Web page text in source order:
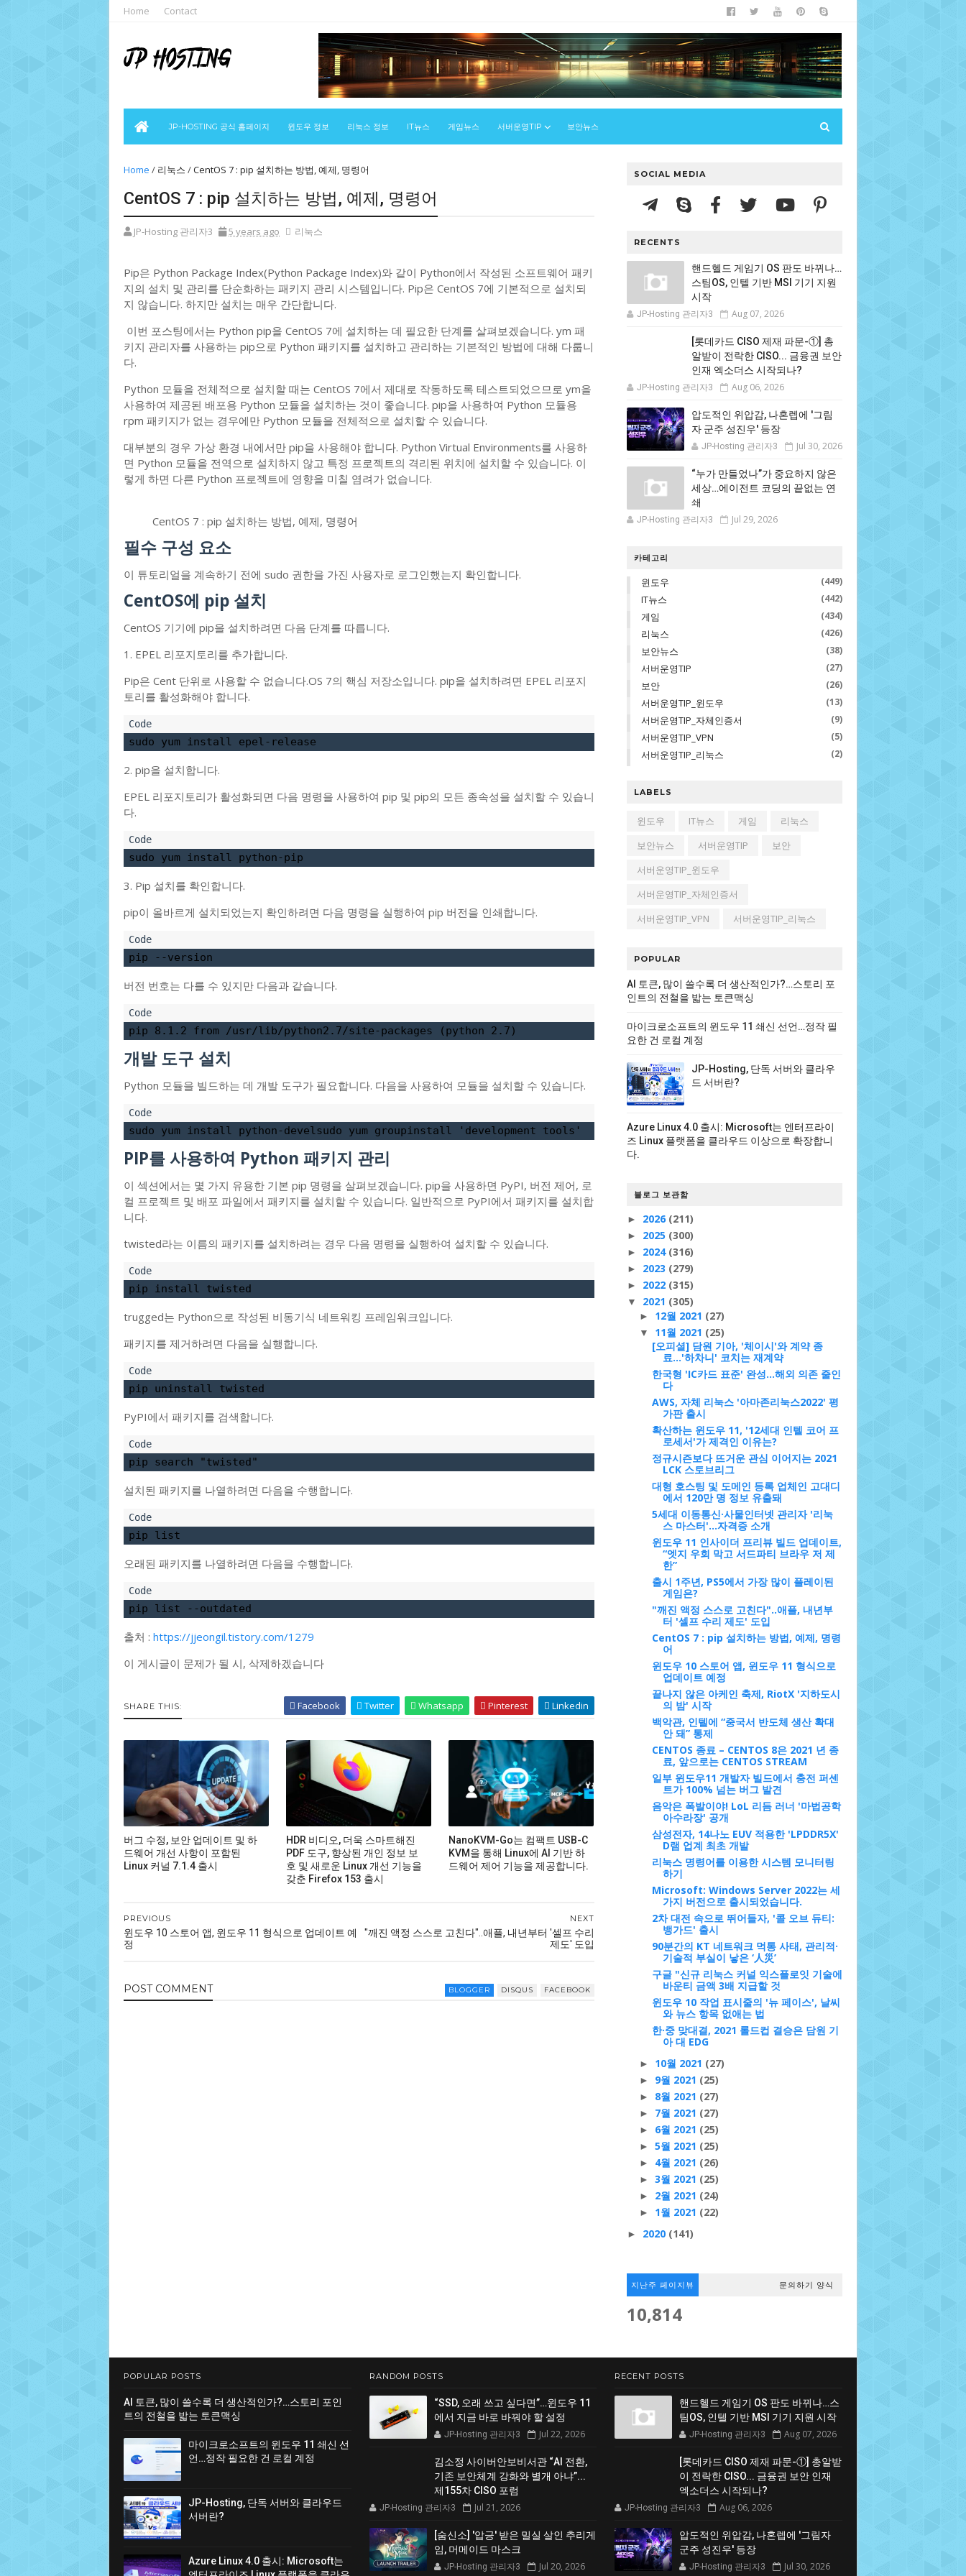
Home Contact
JP-HOSTING 공식 홈페이지 윈도우 정보 리눅스 정보 IT뉴스 게임뉴스 서버운영TIP 보안뉴스
Home / 리눅스 /CentOS 7 : pip 설치하는 방법, 예제, 명령어
CentOS 7 : pip 설치하는 방법, 예제, 명령어
JP-Hosting 관리자3 5 years ago 리눅스
Pip은 Python Package Index(Python Package Index)와 같이 Python에서 작성된 소프트웨어 패키
지의 설치 및 관리를 단순화하는 패키지 관리 시스템입니다. Pip은 CentOS 7에 기본적으로 설치되
지 않습니다. 하지만 설치는 매우 간단합니다.
이번 포스팅에서는 Python pip을 CentOS 7에 설치하는 데 필요한 단계를 살펴보겠습니다. ym 패
키지 관리자를 사용하는 pip으로 Python 패키지를 설치하고 관리하는 기본적인 방법에 대해 다룹니
다.
Python 모듈을 전체적으로 설치할 때는 CentOS 7에서 제대로 작동하도록 테스트되었으므로 ym을
사용하여 제공된 배포용 Python 모듈을 설치하는 것이 좋습니다. pip을 사용하여 Python 모듈용
rpm 패키지가 없는 경우에만 Python 모듈을 전체적으로 설치할 수 있습니다.
대부분의 경우 가상 환경 내에서만 pip을 사용해야 합니다. Python Virtual Environments를 사용하
면 Python 모듈을 전역으로 설치하지 않고 특정 프로젝트의 격리된 위치에 설치할 수 있습니다. 이
렇게 하면 다른 Python 프로젝트에 영향을 미칠 염려가 없습니다.
CentOS 7 : pip 설치하는 방법, 예제, 명령어
필수 구성 요소
이 튜토리얼을 계속하기 전에 sudo 권한을 가진 사용자로 로그인했는지 확인합니다.
CentOS에 pip 설치
CentOS 기기에 pip을 설치하려면 다음 단계를 따릅니다.
1. EPEL 리포지토리를 추가합니다.
Pip은 Cent 단위로 사용할 수 없습니다.OS 7의 핵심 저장소입니다. pip을 설치하려면 EPEL 리포지
토리를 활성화해야 합니다.
sudo yum install epel-release
2. pip을 설치합니다.
EPEL 리포지토리가 활성화되면 다음 명령을 사용하여 pip 및 pip의 모든 종속성을 설치할 수 있습니
다.
sudo yum install python-pip
3. Pip 설치를 확인합니다.
pip이 올바르게 설치되었는지 확인하려면 다음 명령을 실행하여 pip 버전을 인쇄합니다.
pip --version
버전 번호는 다를 수 있지만 다음과 같습니다.
pip 8.1 .2 from /usr/lib/python2 .7/site-packages (python 2.7 )
개발 도구 설치
Python 모듈을 빌드하는 데 개발 도구가 필요합니다. 다음을 사용하여 모듈을 설치할 수 있습니다.
sudo yum install python-develsudo yum groupinstall 'development tools'
PIP를 사용하여 Python 패키지 관리
이 섹션에서는 몇 가지 유용한 기본 pip 명령을 살펴보겠습니다. pip을 사용하면 PyPI, 버전 제어, 로
컬 프로젝트 및 배포 파일에서 패키지를 설치할 수 있습니다. 일반적으로 PyPI에서 패키지를 설치합
니다.
twisted라는 이름의 패키지를 설치하려는 경우 다음 명령을 실행하여 설치할 수 있습니다.
pip install twisted
trugged는 Python으로 작성된 비동기식 네트워킹 프레임워크입니다.
패키지를 제거하려면 다음을 실행합니다.
pip uninstall twisted
PyPI에서 패키지를 검색합니다.
pip search "twisted"
설치된 패키지를 나열하려면 다음을 수행합니다.
pip list
오래된 패키지를 나열하려면 다음을 수행합니다.
pip list --outdated
출처 : https://jjeongil.tistory.com/1279
이 게시글이 문제가 될 시, 삭제하겠습니다
SHARE THIS: Facebook Twitter Whatsapp Pinterest Linkedin
버그 수정, 보안 업데이트 및 하
드웨어 개선 사항이 포함된
Linux 커널 7.1.4 출시
HDR 비디오, 더욱 스마트해진
PDF 도구, 향상된 개인 정보 보
호 및 새로운 Linux 개선 기능을
갖춘 Firefox 153 출시
NanoKVM-Go는 컴팩트 USB-C
KVM을 통해 Linux에 AI 기반 하
드웨어 제어 기능을 제공합니다.
NEXT
"깨진 액정 스스로 고친다"..애플, 내년부터 '셀프 수리
제도' 도입
PREVIOUS
윈도우 10 스토어 앱, 윈도우 11 형식으로 업데이트 예
정
POST COMMENT BLOGGER DISQUS FACEBOOK
SOCIAL MEDIA
RECENTS
핸드헬드 게임기 OS 판도 바뀌나…
스팀OS, 인텔 기반 MSI 기기 지원
시작
JP-Hosting 관리자3 Aug 07, 2026
[롯데카드 CISO 제재 파문-①] 총
알받이 전락한 CISO... 금융권 보안
인재 엑소더스 시작되나?
JP-Hosting 관리자3 Aug 06, 2026
압도적인 위압감, 나혼렙에 '그림
자 군주 성진우' 등장
JP-Hosting 관리자3 Jul 30, 2026
“누가 만들었나”가 중요하지 않은
세상…에이전트 코딩의 끝없는 연
쇄
JP-Hosting 관리자3 Jul 29, 2026
카테고리
윈도우 (449)
IT뉴스 (442)
게임 (434)
리눅스 (426)
보안뉴스 (38)
서버운영TIP (27)
보안 (26)
서버운영TIP_윈도우 (13)
서버운영TIP_자체인증서 (9)
서버운영TIP_VPN (5)
서버운영TIP_리눅스 (2)
LABELS
윈도우 IT뉴스 게임
리눅스
보안뉴스
서버운영TIP
보안
서버운영TIP_윈도우
서버운영TIP_자체인증서
서버운영TIP_VPN
서버운영TIP_리눅스
POPULAR
AI 토큰, 많이 쓸수록 더 생산적인가?…스토리 포
인트의 전철을 밟는 토큰맥싱
마이크로소프트의 윈도우 11 쇄신 선언…정작 필
요한 건 로컬 계정
JP-Hosting, 단독 서버와 클라우
드 서버란?
Azure Linux 4.0 출시: Microsoft는 엔터프라이
즈 Linux 플랫폼을 클라우드 이상으로 확장합니
다.
블로그 보관함
► 2026 (211)
► 2025 (300)
► 2024 (316)
► 2023 (279)
► 2022 (315)
▼ 2021 (305)
► 12월 2021 (27)
▼ 11월 2021 (25)
[오피셜] 담원 기아, '체이시'와 계약 종
료…'하차니' 코치는 재계약
한국형 'IC카드 표준' 완성…해외 의존 줄인
다
AWS, 자체 리눅스 '아마존리눅스2022' 평
가판 출시
확산하는 윈도우 11, '12세대 인텔 코어 프
로세서'가 제격인 이유는?
정규시즌보다 뜨거운 관심 이어지는 2021
LCK 스토브리그
대형 호스팅 및 도메인 등록 업체인 고대디
에서 120만 명 정보 유출돼
5세대 이동통신·사물인터넷 관리자 '리눅
스 마스터'...자격증 소개
윈도우 11 인사이더 프리뷰 빌드 업데이트,
“엣지 우회 막고 서드파티 브라우 저 제
한”
출시 1주년, PS5에서 가장 많이 플레이된
게임은?
"깨진 액정 스스로 고친다"..애플, 내년부
터 '셀프 수리 제도' 도입
CentOS 7 : pip 설치하는 방법, 예제, 명령
어
윈도우 10 스토어 앱, 윈도우 11 형식으로
업데이트 예정
끝나지 않은 아케인 축제, RiotX '지하도시
의 밤' 시작
백악관, 인텔에 “중국서 반도체 생산 확대
안 돼” 통제
CENTOS 종료 – CENTOS 8은 2021 년 종
료, 앞으로는 CENTOS STREAM
일부 윈도우11 개발자 빌드에서 충전 퍼센
트가 100% 넘는 버그 발견
음악은 폭발이야! LoL 리듬 러너 '마법공학
아수라장' 공개
삼성전자, 14나노 EUV 적용한 'LPDDR5X'
D램 업계 최초 개발
리눅스 명령어를 이용한 시스템 모니터링
하기
Microsoft: Windows Server 2022는 세
가지 버전으로 출시되었습니다.
2차 대전 속으로 뛰어들자, '콜 오브 듀티:
뱅가드' 출시
90분간의 KT 네트워크 먹통 사태, 관리적·
기술적 부실이 낳은 ‘人災’
구글 "신규 리눅스 커널 익스플로잇 기술에
바운티 금액 3배 지급할 것
윈도우 10 작업 표시줄의 '뉴 페이스', 날씨
와 뉴스 항목 없애는 법
한·중 맞대결, 2021 롤드컵 결승은 담원 기
아 대 EDG
► 10월 2021 (27)
► 9월 2021 (25)
► 8월 2021 (27)
► 7월 2021 (27)
► 6월 2021 (25)
► 5월 2021 (25)
► 4월 2021 (26)
► 3월 2021 (25)
► 2월 2021 (24)
► 1월 2021 (22)
► 2020 (141)
지난주 페이지뷰 문의하기 양식
10,814
POPULAR POSTS
AI 토큰, 많이 쓸수록 더 생산적인가?…스토리 포인
트의 전철을 밟는 토큰맥싱
마이크로소프트의 윈도우 11 쇄신 선
언…정작 필요한 건 로컬 계정
JP-Hosting, 단독 서버와 클라우드
서버란?
Azure Linux 4.0 출시: Microsoft는
RANDOM POSTS
“SSD, 오래 쓰고 싶다면”…윈도우 11
에서 지금 바로 바꿔야 할 설정
JP-Hosting 관리자3 Jul 22, 2026
김소정 사이버안보비서관 “AI 전환,
기존 보안체계 강화와 별개 아냐”...
제155차 CISO 포럼
JP-Hosting 관리자3 Jul 21, 2026
[숨신소] '압긍' 받은 밀실 살인 추리게
임, 머메이드 마스크
JP-Hosting 관리자3 Jul 20, 2026
RECENT POSTS
핸드헬드 게임기 OS 판도 바뀌나…스
팀OS, 인텔 기반 MSI 기기 지원 시작
JP-Hosting 관리자3 Aug 07, 2026
[롯데카드 CISO 제재 파문-①] 총알받
이 전락한 CISO... 금융권 보안 인재
엑소더스 시작되나?
JP-Hosting 관리자3 Aug 06, 2026
압도적인 위압감, 나혼렙에 '그림자
군주 성진우' 등장
JP-Hosting 관리자3 Jul 30, 2026